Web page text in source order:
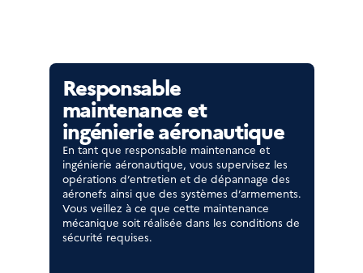
Responsable
maintenance et
ingénierie aéronautique
En tant que responsable maintenance et
ingénierie aéronautique, vous supervisez les
opérations d’entretien et de dépannage des
aéronefs ainsi que des systèmes d’armements.
Vous veillez à ce que cette maintenance
mécanique soit réalisée dans les conditions de
sécurité requises.